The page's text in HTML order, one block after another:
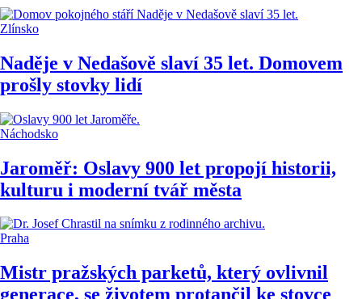
Zlínsko
Naděje v Nedašově slaví 35 let. Domovem
prošly stovky lidí
Náchodsko
Jaroměř: Oslavy 900 let propojí historii,
kulturu i moderní tvář města
Praha
Mistr pražských parketů, který ovlivnil
generace, se životem protančil ke stovce